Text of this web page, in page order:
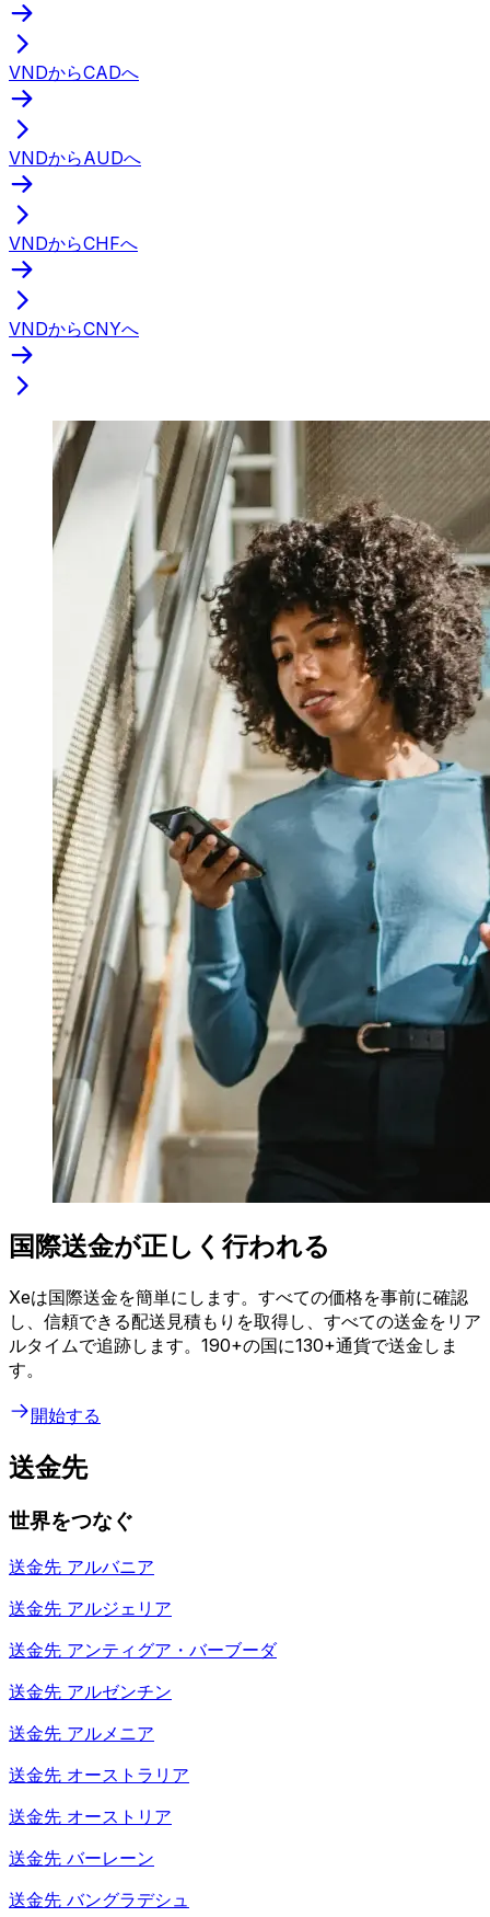
VNDからCADへ
VNDからAUDへ
VNDからCHFへ
VNDからCNYへ
国際送金が正しく行われる
Xeは国際送金を簡単にします。すべての価格を事前に確認
し、信頼できる配送見積もりを取得し、すべての送金をリア
ルタイムで追跡します。190+の国に130+通貨で送金しま
す。
開始する
送金先
世界をつなぐ
送金先 アルバニア
送金先 アルジェリア
送金先 アンティグア・バーブーダ
送金先 アルゼンチン
送金先 アルメニア
送金先 オーストラリア
送金先 オーストリア
送金先 バーレーン
送金先 バングラデシュ